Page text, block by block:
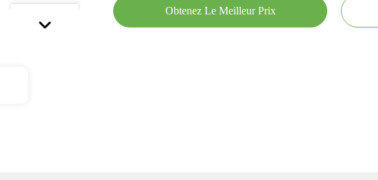
Obtenez Le Meilleur Prix